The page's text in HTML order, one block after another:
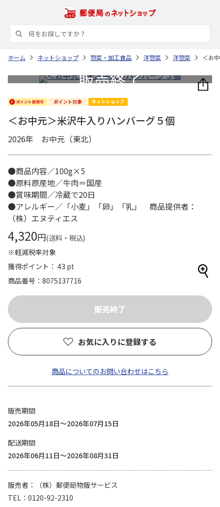
ホーム ネットショップ 惣菜・加工食品 洋惣菜 洋惣菜 ＜お
＜お中元＞米沢牛入りハンバーグ５個
2026年 お中元（東北）
●商品内容／100g×5
●原料原産地／牛肉＝国産
●賞味期間／冷蔵で20日
●アレルギー／「小麦」「卵」「乳」 商品提供者：
（株）エヌティエス
4,320円(送料・税込)
※軽減税率対象
獲得ポイント： 43 pt
商品番号
8075137716
お気に入りに登録する
商品についてのお問い合わせはこちら
販売期間
2026年05月18日～2026年07月15日
配送期間
2026年06月11日～2026年08月31日
販売者
（株）郵便局物販サービス
TEL
0120-92-2310